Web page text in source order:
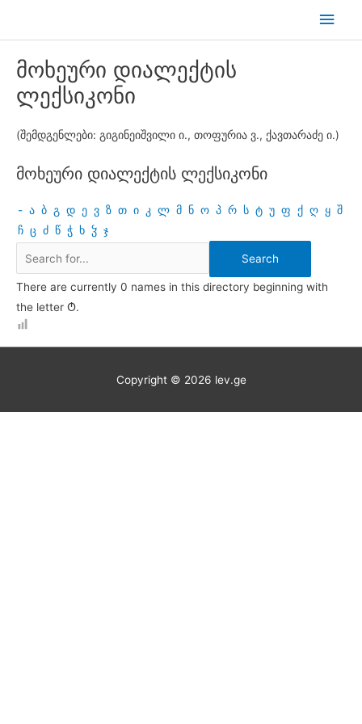
Main
მოხეური დიალექტის
ლექსიკონი
(შემდგენლები: გიგინეიშვილი ი., თოფურია ვ., ქავთარაძე ი.)
მოხეური დიალექტის ლექსიკონი
- ა ბ გ დ ე ვ ზ თ ი კ ლ მ ნ ო პ რ ს ტ უ ფ ქ ღ ყ შ
ჩ ც ძ წ ჭ ხ ჴ ჯ
There are currently 0 names in this directory beginning with
the letter Ტ.
Copyright © 2026 lev.ge